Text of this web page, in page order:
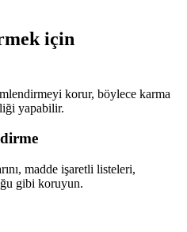
için
korur, böylece karma
yapabilir.
madde işaretli listeleri,
gibi koruyun.